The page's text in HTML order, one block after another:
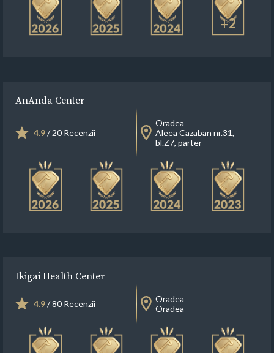
+2
AnAnda Center
4.9/ 20 Recenzii
Oradea
Aleea Cazaban nr.31,
bl.Z7, parter
Ikigai Health Center
4.9/ 80 Recenzii
Oradea
Oradea